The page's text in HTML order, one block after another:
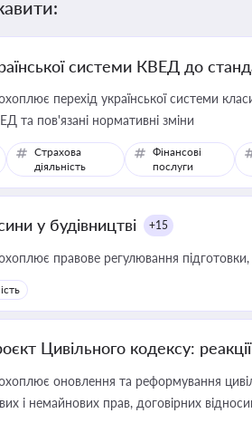
системи КВЕД до
перехід української системи
та пов'язані нормативні зміни
Страхова
діяльність
Фінансові
послуги
у будівництві +15
правове регулювання підготовки,
Цивільного кодексу:
оновлення та реформування
і немайнових прав, договірних